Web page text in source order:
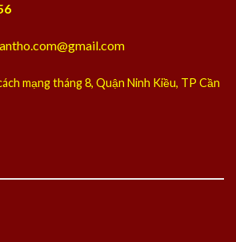
mạng tháng 8, Quận Ninh Kiều, TP Cần